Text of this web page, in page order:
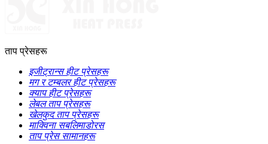
ताप प्रेसहरू
इजीट्रान्स हीट प्रेसहरू
मग र टम्बलर हीट प्रेसहरू
क्याप हीट प्रेसहरू
लेबल ताप प्रेसहरू
खेलकुद ताप प्रेसहरू
माक्विना सबलिमाडोरस
ताप प्रेस सामानहरू